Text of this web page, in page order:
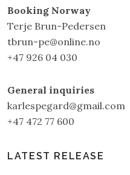
Booking Norway
Terje Brun-Pedersen
tbrun-pe@online.no
+47 926 04 030
General inquiries
karlespegard@gmail.com
+47 472 77 600
LATEST RELEASE